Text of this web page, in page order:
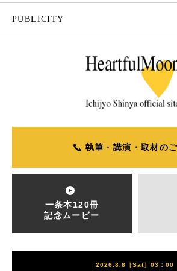
PUBLICITY
執筆・講演・取材の
一条本120冊
記念ムービー
2026.8.8［Sat］03：00